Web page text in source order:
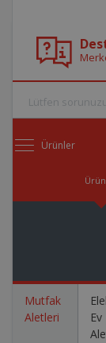
Ürünler
Mutfak
Aletleri
Ev